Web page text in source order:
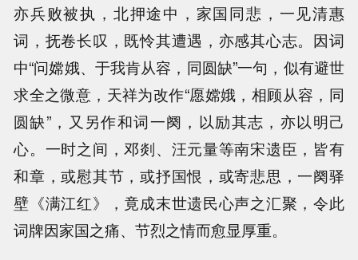
亦兵败被执，北押途中，家国同悲，一见清惠
词，抚卷长叹，既怜其遭遇，亦感其心志。因词
中“问嫦娥、于我肯从容，同圆缺”一句，似有避世
求全之微意，天祥为改作“愿嫦娥，相顾从容，同
圆缺”，又另作和词一阕，以励其志，亦以明己
心。一时之间，邓剡、汪元量等南宋遗臣，皆有
和章，或慰其节，或抒国恨，或寄悲思，一阕驿
壁《满江红》，竟成末世遗民心声之汇聚，令此
词牌因家国之痛、节烈之情而愈显厚重。